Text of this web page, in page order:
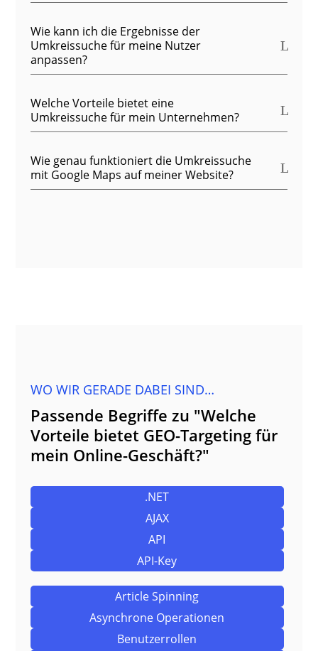
Wie kann ich die Ergebnisse der
Umkreissuche für meine Nutzer
anpassen?
Welche Vorteile bietet eine
Umkreissuche für mein Unternehmen?
Wie genau funktioniert die Umkreissuche
mit Google Maps auf meiner Website?
WO WIR GERADE DABEI SIND…
Passende Begriffe zu "Welche
Vorteile bietet GEO-Targeting für
mein Online-Geschäft?"
.NET
AJAX
API
API-Key
Article Spinning
Asynchrone Operationen
Benutzerrollen